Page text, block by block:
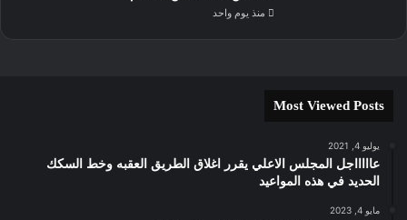
منذ يوم واحد
Most Viewed Posts
يوليو 4, 2021
عاااااجل المجلس الاعلي يقرر اغلاق الطريق العقبه وخط السكك
الحديد في هذه المواعيد
مايو 4, 2023